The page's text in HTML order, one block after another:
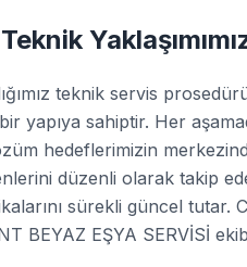
teknik servis
yapıya sahiptir. Her
hedeflerimizin
düzenli olarak takip
sürekli güncel tutar.
BEYAZ EŞYA SERVİSİ